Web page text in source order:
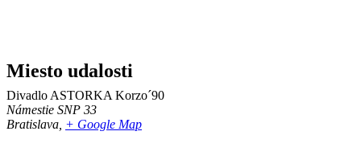
Miesto udalosti
Divadlo ASTORKA Korzo´90
Námestie SNP 33
Bratislava + Google Map